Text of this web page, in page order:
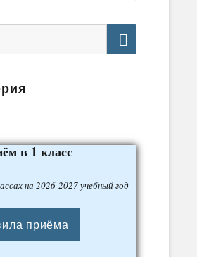
в 1 класс
на 2026-2027 учебный год –
приёма